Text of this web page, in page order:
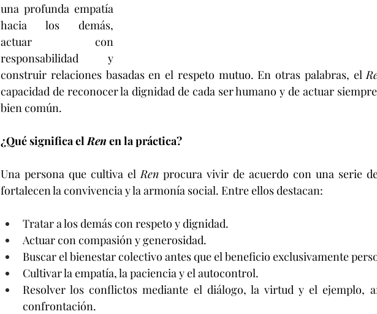
una profunda empatía
hacia los demás,
actuar con
responsabilidad y
construir relaciones basadas en el respeto mutuo. En otras palabras, el
capacidad de reconocer la dignidad de cada ser humano y de actuar
bien común.
¿Qué significa el Ren en la práctica?
Una persona que cultiva el Ren procura vivir de acuerdo con una serie
fortalecen la convivencia y la armonía social. Entre ellos destacan:
Tratar a los demás con respeto y dignidad.
Actuar con compasión y generosidad.
Buscar el bienestar colectivo antes que el beneficio exclusivamente
Cultivar la empatía, la paciencia y el autocontrol.
Resolver los conflictos mediante el diálogo, la virtud y el ejemplo,
confrontación.